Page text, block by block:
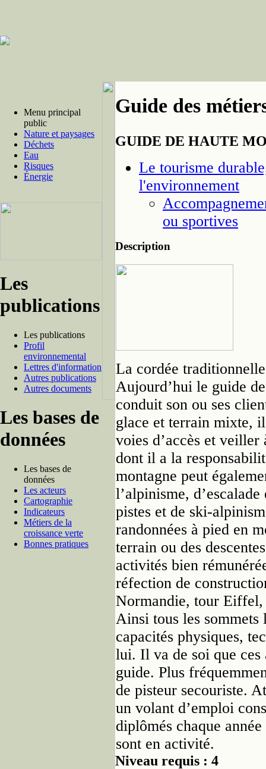
Menu principal
public
Nature et paysages
Déchets
Eau
Risques
Énergie
Les
publications
Les publications
Profil
environnemental
Lettres d'information
Autres publications
Autres documents
Les bases de
données
Les bases de
données
Les acteurs
Cartographie
Indicateurs
Métiers de la
croissance verte
Bonnes pratiques
Guide des
GUIDE DE HAUTE
Le tourisme
l'environnement
ou sportives
Description
La cordée
Aujourd’hui le guide
conduit son ou ses
glace et terrain mixte,
voies d’accès et veiller
dont il a la
montagne peut
l’alpinisme,
pistes et de ski-
randonnées à pied en
terrain ou des
activités bien
réfection de
Normandie, tour
Ainsi tous les sommets
capacités physiques,
lui. Il va de soi que ces
guide. Plus
de pisteur secouriste.
un volant d’emploi
diplômés chaque
sont en activité.
Niveau requis : 4